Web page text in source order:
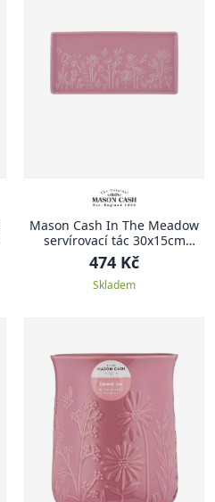
Mason Cash In The Meadow
servírovací tác 30x15cm
růžový
474 Kč
Skladem